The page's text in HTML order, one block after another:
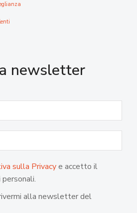
newsletter
sulla Privacye accetto il
alla newsletter del